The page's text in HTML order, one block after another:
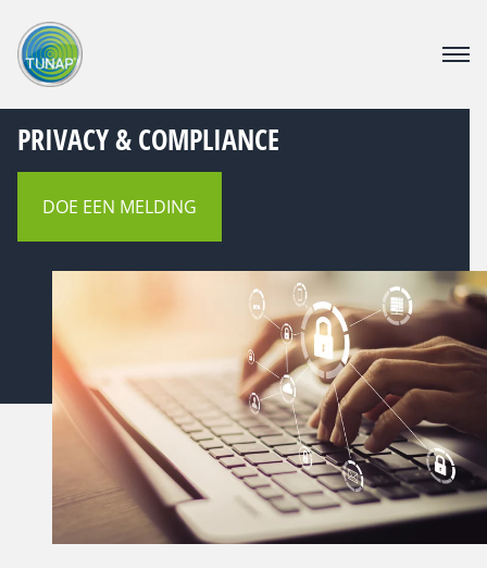
DOWNLOAD CENTER
OVER TUNAP
CATALOGUS
CONTACT
VACATURE
Webshop voor bedrijven
Voor consumenten
PRIVACY & COMPLIANCE
DOE EEN MELDING